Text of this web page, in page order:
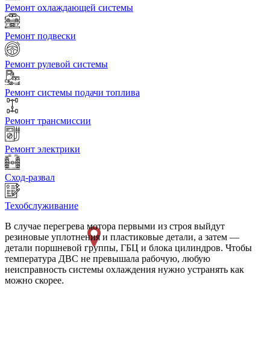
Ремонт охлаждающей системы
Ремонт подвески
Ремонт рулевой системы
Ремонт системы подачи топлива
Ремонт трансмиссии
Ремонт электрики
Сход-развал
Техобслуживание
В случае перегрева мотора первыми из строя выйдут
резиновые уплотнения и пластиковые детали, а затем —
детали поршневой группы, ГБЦ и блока цилиндров. Чтобы
температура ДВС не превышала рабочую, любую
неисправность системы охлаждения нужно устранять как
можно скорее.